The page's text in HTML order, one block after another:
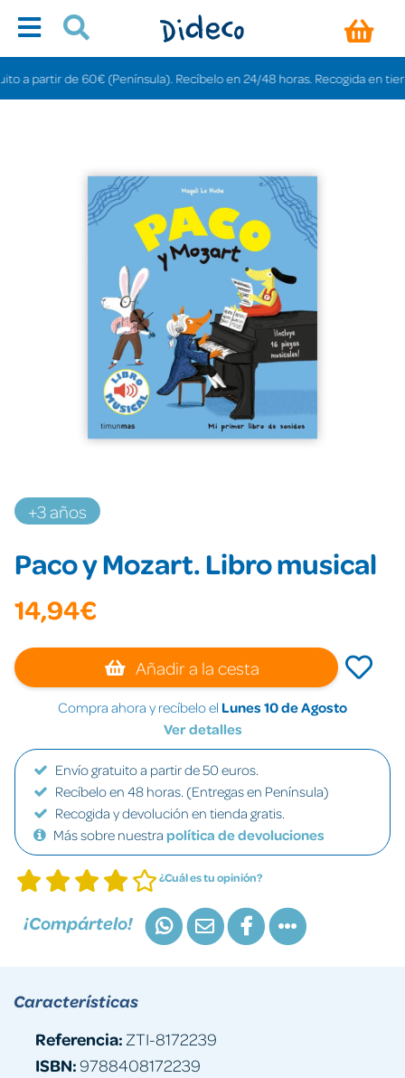
de 60€ (Península). Recíbelo en 24/48 horas. Recogida en tiendas
+3 años
Paco y Mozart. Libro musical
14,94€
Añadir a la cesta
Compra ahora y recíbelo el Lunes 10 de Agosto
Ver detalles
Envío gratuito a partir de 50 euros.
Recíbelo en 48 horas. (Entregas en Península)
Recogida y devolución en tienda gratis.
Más sobre nuestra política de devoluciones
¿Cuál es tu opinión?
¡Compártelo!
Características
Referencia: ZTI-8172239
ISBN:9788408172239